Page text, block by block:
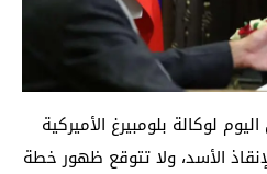
لوكالة بلومبيرغ الأميركية
الأسد، ولا تتوقع ظهور خطة